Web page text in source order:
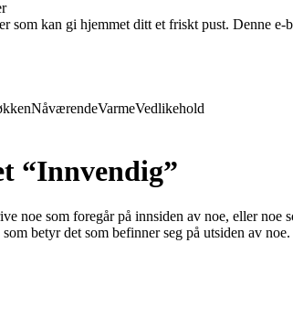
som kan gi hjemmet ditt et friskt pust. Denne
NåværendeVarmeVedlikehold
“Innvendig”
noe som foregår på innsiden av noe, eller
betyr det som befinner seg på utsiden av